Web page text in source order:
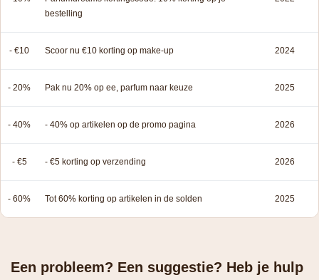
bestelling
- €10 Scoor nu €10 korting op make-up 2024
- 20% Pak nu 20% op ee, parfum naar keuze 2025
- 40% - 40% op artikelen op de promo pagina 2026
- €5 - €5 korting op verzending 2026
- 60% Tot 60% korting op artikelen in de solden 2025
Een probleem? Een suggestie? Heb je hulp